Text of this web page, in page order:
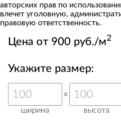
авторских прав по
влечет уголовную,
правовую ответственность.
Цена от 900 руб./м2
Укажите размер:
ширина
x
высота